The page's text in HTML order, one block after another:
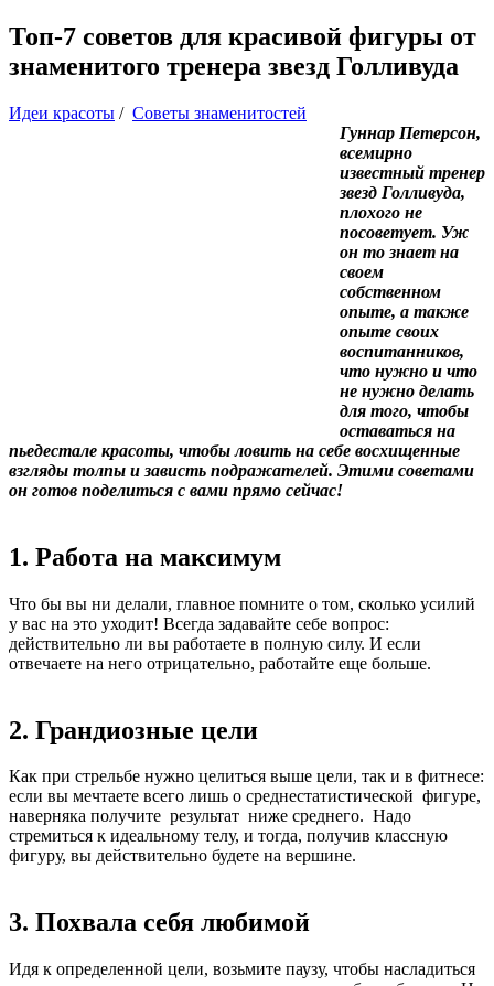
Топ-7 советов для красивой фигуры от
знаменитого тренера звезд Голливуда
Идеи красоты / Советы знаменитостей
Гуннар Петерсон,
всемирно
известный тренер
звезд Голливуда,
плохого не
посоветует. Уж
он то знает на
своем
собственном
опыте, а также
опыте своих
воспитанников,
что нужно и что
не нужно делать
для того, чтобы
оставаться на
пьедестале красоты, чтобы ловить на себе восхищенные
взгляды толпы и зависть подражателей. Этими советами
он готов поделиться с вами прямо сейчас!
1. Работа на максимум
Что бы вы ни делали, главное помните о том, сколько усилий
у вас на это уходит! Всегда задавайте себе вопрос:
действительно ли вы работаете в полную силу. И если
отвечаете на него отрицательно, работайте еще больше.
2. Грандиозные цели
Как при стрельбе нужно целиться выше цели, так и в фитнесе:
если вы мечтаете всего лишь о среднестатистической фигуре,
наверняка получите результат ниже среднего. Надо
стремиться к идеальному телу, и тогда, получив классную
фигуру, вы действительно будете на вершине.
3. Похвала себя любимой
Идя к определенной цели, возьмите паузу, чтобы насладиться